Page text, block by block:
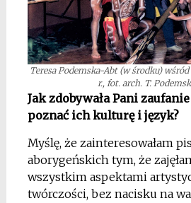
Teresa Podemska-Abt (w środku)
r., fot. arch. T.
Jak zdobywała Pani
poznać ich kulturę i język?
Myślę, że zainteresowałam
aborygeńskich tym, że
wszystkim aspektami
twórczości, bez nacisku na